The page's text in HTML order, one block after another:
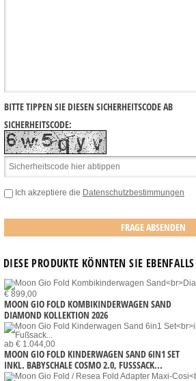
BITTE TIPPEN SIE DIESEN SICHERHEITSCODE AB
SICHERHEITSCODE:
Ich akzeptiere die Datenschutzbestimmungen
DIESE PRODUKTE KÖNNTEN SIE
€ 899,00
MOON GIO FOLD KOMBIKINDERWAGEN SAND
DIAMOND KOLLEKTION 2026
ab € 1.044,00
MOON GIO FOLD KINDERWAGEN SAND 6IN1 SET
INKL. BABYSCHALE COSMO 2.0, FUSSSACK...